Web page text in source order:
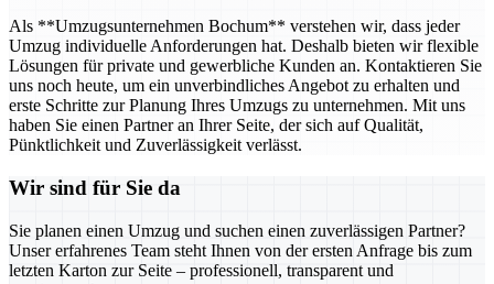
Als **Umzugsunternehmen Bochum** verstehen wir, dass jeder
Umzug individuelle Anforderungen hat. Deshalb bieten wir flexible
Lösungen für private und gewerbliche Kunden an. Kontaktieren Sie
uns noch heute, um ein unverbindliches Angebot zu erhalten und
erste Schritte zur Planung Ihres Umzugs zu unternehmen. Mit uns
haben Sie einen Partner an Ihrer Seite, der sich auf Qualität,
Pünktlichkeit und Zuverlässigkeit verlässt.
Wir sind für Sie da
Sie planen einen Umzug und suchen einen zuverlässigen Partner?
Unser erfahrenes Team steht Ihnen von der ersten Anfrage bis zum
letzten Karton zur Seite – professionell, transparent und